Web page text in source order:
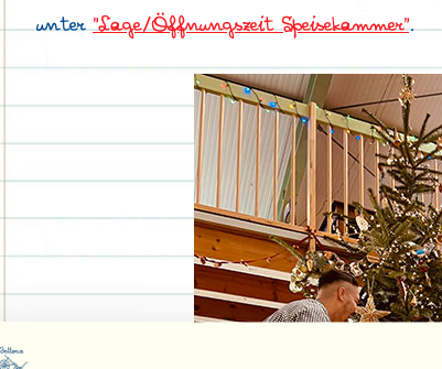
unter"Lage/Öffnungszeit Speisekammer".